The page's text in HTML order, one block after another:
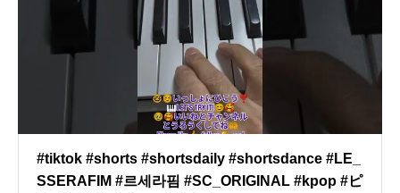
#tiktok #shorts #shortsdaily #shortsdance #LE_
SSERAFIM #르세라핌 #SC_ORIGINAL #kpop #ピ